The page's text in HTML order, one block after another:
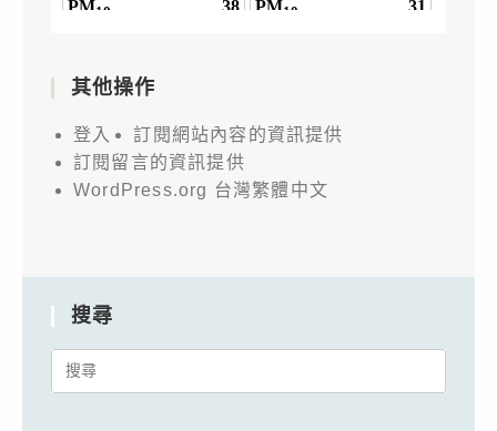
其他操作
登入
訂閱網站內容的資訊提供
訂閱留言的資訊提供
WordPress.org 台灣繁體中文
搜尋
Search